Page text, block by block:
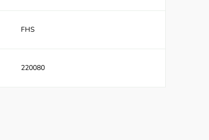
FHS
220080